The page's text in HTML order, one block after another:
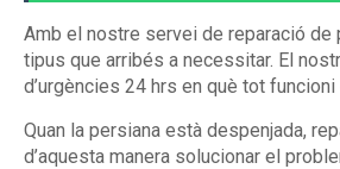
Amb el nostre servei de reparació de
tipus que arribés a necessitar. El
d’urgències 24 hrs en què tot
Quan la persiana està despenjada,
d’aquesta manera solucionar el